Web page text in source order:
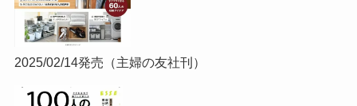
2025/02/14発売（主婦の友社刊）